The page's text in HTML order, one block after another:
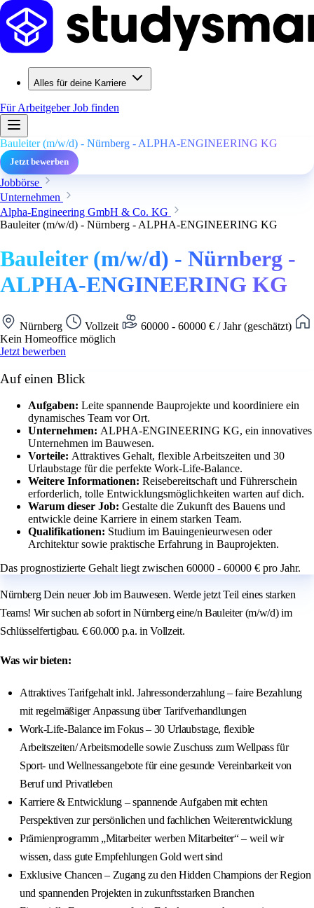
Alles für deine Karriere
Für ArbeitgeberJob finden
Bauleiter (m/w/d) - Nürnberg - ALPHA-ENGINEERING KG
Jetzt bewerben
Jobbörse
Unternehmen
Alpha-Engineering GmbH & Co. KG
Bauleiter (m/w/d) - Nürnberg - ALPHA-ENGINEERING KG
Bauleiter (m/w/d) - Nürnberg -
ALPHA-ENGINEERING KG
Nürnberg Vollzeit
60000 - 60000 € / Jahr (geschätzt)
Kein Homeoffice möglich
Jetzt bewerben
Auf einen Blick
Aufgaben: Leite spannende Bauprojekte und koordiniere ein
dynamisches Team vor Ort.
Unternehmen: ALPHA-ENGINEERING KG, ein innovatives
Unternehmen im Bauwesen.
Vorteile: Attraktives Gehalt, flexible Arbeitszeiten und 30
Urlaubstage für die perfekte Work-Life-Balance.
Weitere Informationen: Reisebereitschaft und Führerschein
erforderlich, tolle Entwicklungsmöglichkeiten warten auf dich.
Warum dieser Job: Gestalte die Zukunft des Bauens und
entwickle deine Karriere in einem starken Team.
Qualifikationen: Studium im Bauingenieurwesen oder
Architektur sowie praktische Erfahrung in Bauprojekten.
Das prognostizierte Gehalt liegt zwischen 60000 - 60000 € pro Jahr.
Nürnberg Dein neuer Job im Bauwesen. Werde jetzt Teil eines starken
Teams! Wir suchen ab sofort in Nürnberg eine/n Bauleiter (m/w/d) im
Schlüsselfertigbau. € 60.000 p.a. in Vollzeit.
Was wir bieten:
Attraktives Tarifgehalt inkl. Jahressonderzahlung – faire Bezahlung
mit regelmäßiger Anpassung über Tarifverhandlungen
Work-Life-Balance im Fokus – 30 Urlaubstage, flexible
Arbeitszeiten/ Arbeitsmodelle sowie Zuschuss zum Wellpass für
Sport- und Wellnessangebote für eine gesunde Vereinbarkeit von
Beruf und Privatleben
Karriere & Entwicklung – spannende Aufgaben mit echten
Perspektiven zur persönlichen und fachlichen Weiterentwicklung
Prämienprogramm „Mitarbeiter werben Mitarbeiter“ – weil wir
wissen, dass gute Empfehlungen Gold wert sind
Exklusive Chancen – Zugang zu den Hidden Champions der Region
und spannenden Projekten in zukunftsstarken Branchen